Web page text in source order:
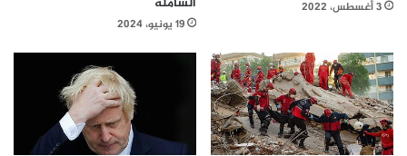
3 أغسطس، 2022
19 يونيو، 2024